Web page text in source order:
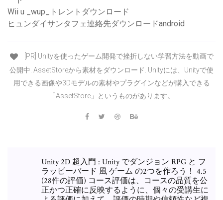
Wii u _wup_トレントダウンロード
ヒュンダイサンタフェ連絡先ダウンロードandroid
[PR] Unityを使ったゲーム開発で挫折しない学習方法を動画で
公開中. AssetStoreから素材をダウンロード. Unityには、Unityで使
用できる画像や3Dモデルの素材やプラグインなどが購入できる
「AssetStore」というものがあります。
Unity 2D 超入門 : Unity でダンジョン RPG と フ
ラッピーバード 風 ゲーム の2つを作ろう！ 4.5
(28件の評価) コース評価は、コースの品質を公
正かつ正確に反映するように、個々の受講生に